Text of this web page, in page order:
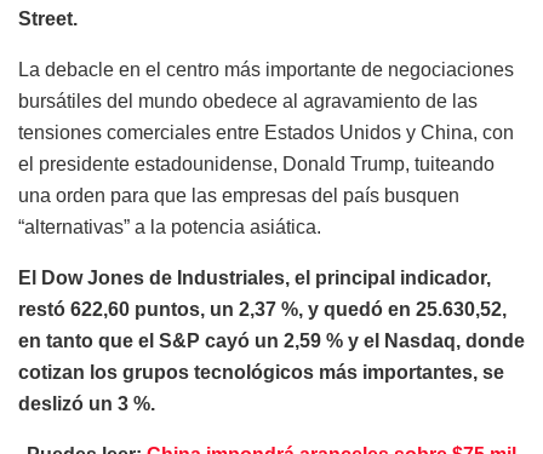
Street.
La debacle en el centro más importante de negociaciones
bursátiles del mundo obedece al agravamiento de las
tensiones comerciales entre Estados Unidos y China, con
el presidente estadounidense, Donald Trump, tuiteando
una orden para que las empresas del país busquen
“alternativas” a la potencia asiática.
El Dow Jones de Industriales, el principal indicador,
restó 622,60 puntos, un 2,37 %, y quedó en 25.630,52,
en tanto que el S&P cayó un 2,59 % y el Nasdaq, donde
cotizan los grupos tecnológicos más importantes, se
deslizó un 3 %.